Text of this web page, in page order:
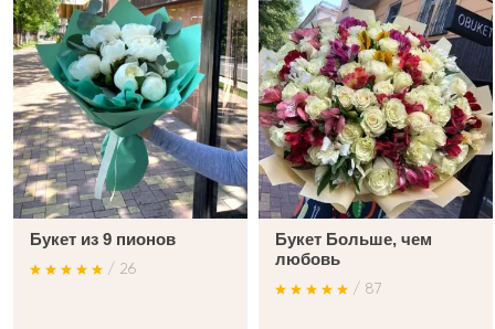
Букет из 9 пионов
/ 26
Букет Больше, чем
любовь
/ 87